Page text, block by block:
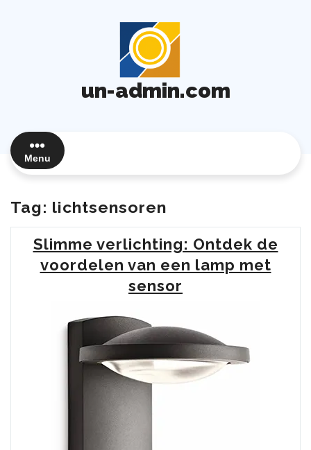
un-admin.com
Menu
Tag: lichtsensoren
Slimme verlichting: Ontdek de
voordelen van een lamp met
sensor